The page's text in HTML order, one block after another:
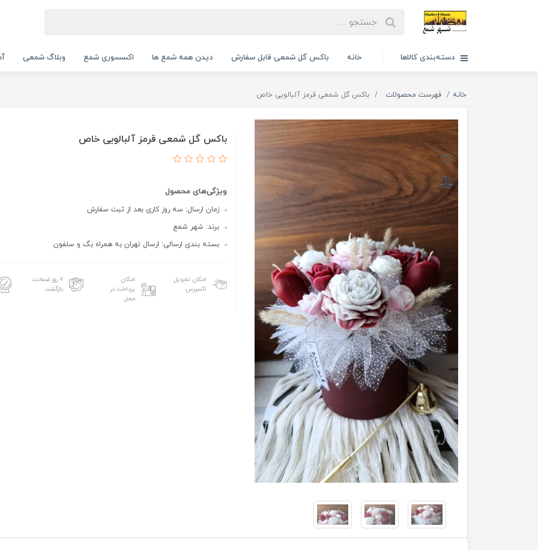
دسته‌بندی کالاها خانه باکس گل شمعی قابل سفارش دیدن همه شمع ها اکسسوری شمع وبلاگ شمعی
خانه فهرست محصولات باکس گل شمعی قرمز آلبالویی خاص
باکس گل شمعی قرمز آلبالویی خاص
ویژگی‌های محصول
زمان ارسال: سه روز کاری بعد از ثبت سفارش
برند: شهر شمع
بسته بندی ارسالی: ارسال تهران به همراه بگ و سلفون
امکان تحویل
اکسپرس
امکان
پرداخت در
محل
۷ روز ضمانت
بازگشت